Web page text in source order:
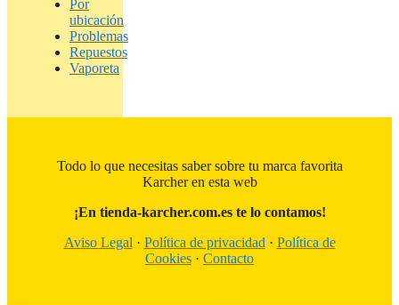
Por
ubicación
Problemas
Repuestos
Vaporeta
Todo lo que necesitas saber sobre tu marca favorita
Karcher en esta web
¡En tienda-karcher.com.es te lo contamos!
Aviso Legal · Política de privacidad · Política de
Cookies · Contacto